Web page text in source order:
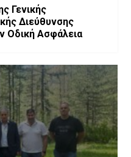
Γενικής
Διεύθυνσης
Οδική Ασφάλεια